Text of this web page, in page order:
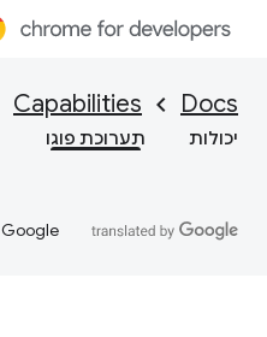
Docs
Capabilities
יכולות תערוכת פוגו
‫Google משתמשת בטכנולוגיית AI כדי לתרגם תוכן לשפה המועדפת עליך. בתרגומים כאלו עשויות להיות שגיאות.